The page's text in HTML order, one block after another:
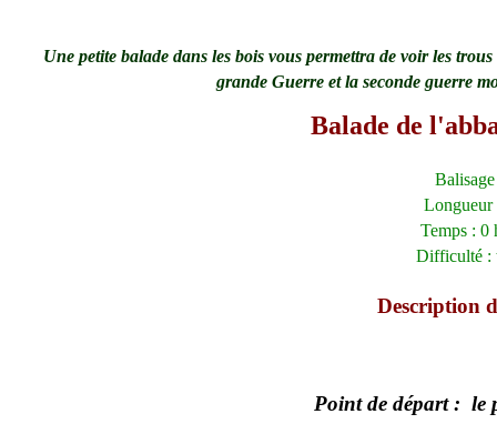
Une petite balade dans les bois vous permettra de voir les
grande Guerre et la seconde guerre
Balade de
Temps : 0
Difficulté :
Description
Point de départ : le